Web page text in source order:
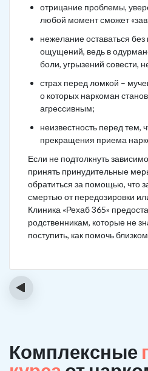
отрицание проблемы,
любой момент сможет
нежелание оставаться
ощущений, ведь в
боли, угрызений совести,
страх перед ломкой –
о которых наркоман
агрессивным;
неизвестность перед тем,
прекращения приема
Если не подтолкнуть
принять принудительные
обратиться за помощью, что
смертью от передозировки
Клиника «Рехаб 365»
родственникам, которые не
поступить, как помочь
‹
Комплексные